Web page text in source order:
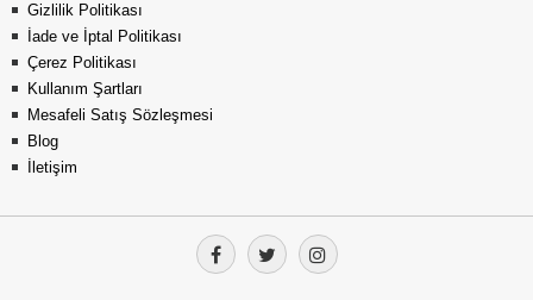
Gizlilik Politikası
İade ve İptal Politikası
Çerez Politikası
Kullanım Şartları
Mesafeli Satış Sözleşmesi
Blog
İletişim